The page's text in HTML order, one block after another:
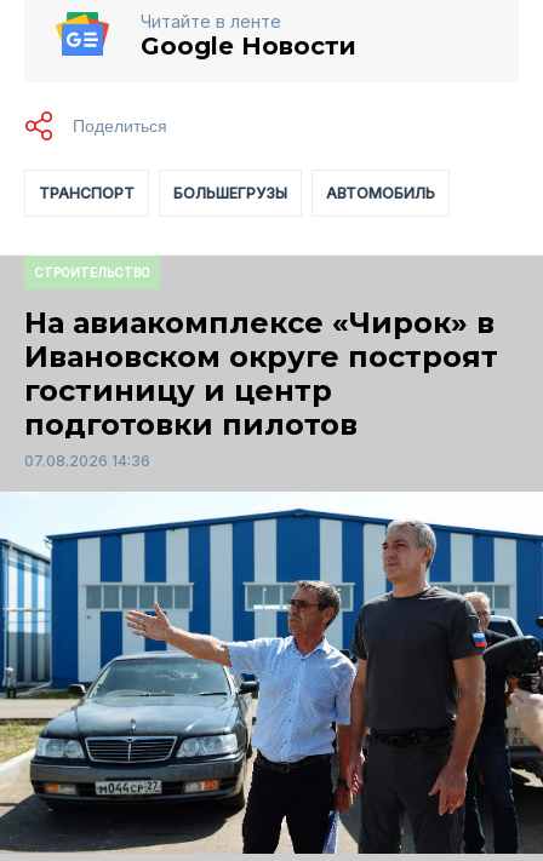
Читайте в ленте
Google Новости
ТРАНСПОРТ БОЛЬШЕГРУЗЫ АВТОМОБИЛЬ
СТРОИТЕЛЬСТВО
На авиакомплексе «Чирок» в
Ивановском округе построят
гостиницу и центр
подготовки пилотов
07.08.2026 14:36